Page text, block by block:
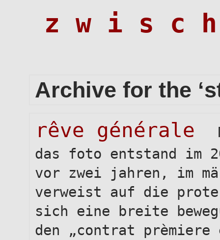
z w i s c
Archive for the
rêve générale
das foto entstand im
vor zwei jahren, im
verweist auf die
sich eine breite
den „contrat prèmiere